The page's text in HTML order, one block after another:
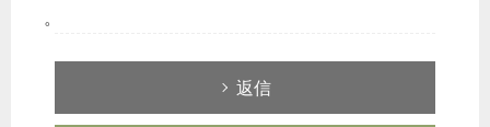
。
返信